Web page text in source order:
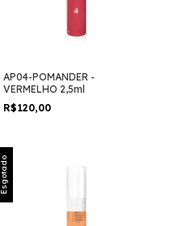
AP04-POMANDER -
VERMELHO 2,5ml
R$120,00
Esgotado